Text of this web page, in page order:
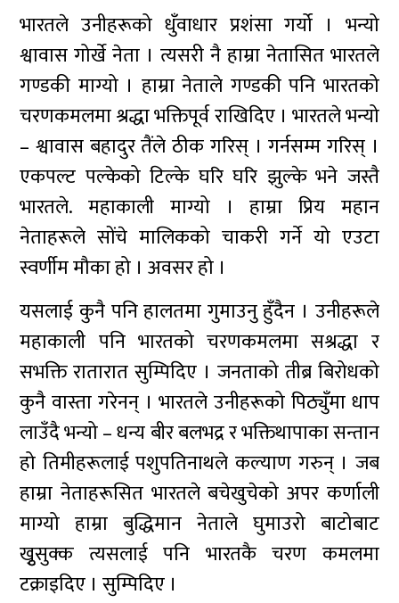
भारतले उनीहरूको धुँवाधार प्रशंसा गर्यो । भन्यो
श्वावास गोर्खे नेता । त्यसरी नै हाम्रा नेतासित भारतले
गण्डकी माग्यो । हाम्रा नेताले गण्डकी पनि भारतको
चरणकमलमा श्रद्धा भक्तिपूर्व राखिदिए । भारतले भन्यो
– श्वावास बहादुर तैंले ठीक गरिस् । गर्नसम्म गरिस् ।
एकपल्ट पल्केको टिल्के घरि घरि झुल्के भने जस्तै
भारतले. महाकाली माग्यो । हाम्रा प्रिय महान
नेताहरूले सोंचे मालिकको चाकरी गर्ने यो एउटा
स्वर्णीम मौका हो । अवसर हो ।
यसलाई कुनै पनि हालतमा गुमाउनु हुँदैन । उनीहरूले
महाकाली पनि भारतको चरणकमलमा सश्रद्धा र
सभक्ति रातारात सुम्पिदिए । जनताको तीब्र बिरोधको
कुनै वास्ता गरेनन् । भारतले उनीहरूको पिठ्युँमा धाप
लाउँदै भन्यो – धन्य बीर बलभद्र र भक्तिथापाका सन्तान
हो तिमीहरूलाई पशुपतिनाथले कल्याण गरुन् । जब
हाम्रा नेताहरूसित भारतले बचेखुचेको अपर कर्णाली
माग्यो हाम्रा बुद्धिमान नेताले घुमाउरो बाटोबाट
खुृसुक्क त्यसलाई पनि भारतकै चरण कमलमा
टक्राइदिए । सुम्पिदिए ।